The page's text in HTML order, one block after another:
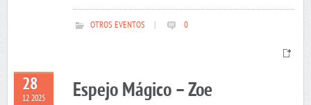
OTROS EVENTOS 0
28
12 2025 Espejo Mágico – Zoe